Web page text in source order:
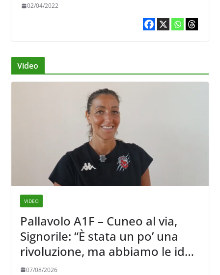
02/04/2022
Video
VIDEO
Pallavolo A1F – Cuneo al via,
Signorile: “È stata un po’ una
rivoluzione, ma abbiamo le idee
chiare siu cosa vogliamo fare”
07/08/2026